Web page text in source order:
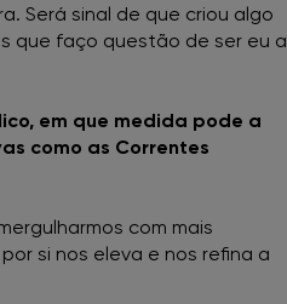
Será sinal de que criou algo
que faço questão de ser eu a
em que medida pode a
como as Correntes
com mais
si nos eleva e nos refina a